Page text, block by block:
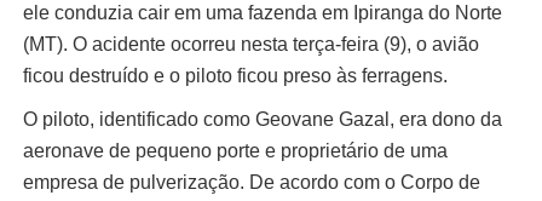
ele conduzia cair em uma fazenda em Ipiranga do Norte
(MT). O acidente ocorreu nesta terça-feira (9), o avião
ficou destruído e o piloto ficou preso às ferragens.
O piloto, identificado como Geovane Gazal, era dono da
aeronave de pequeno porte e proprietário de uma
empresa de pulverização. De acordo com o Corpo de